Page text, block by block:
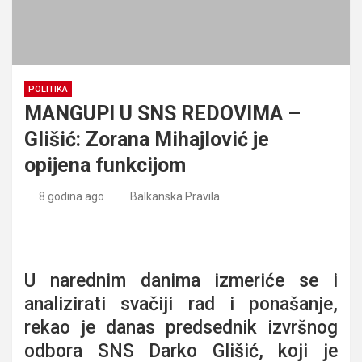
POLITIKA
MANGUPI U SNS REDOVIMA –
Glišić: Zorana Mihajlović je
opijena funkcijom
8 godina ago Balkanska Pravila
U narednim danima izmeriće se i
analizirati svačiji rad i ponašanje,
rekao je danas predsednik izvršnog
odbora SNS Darko Glišić, koji je